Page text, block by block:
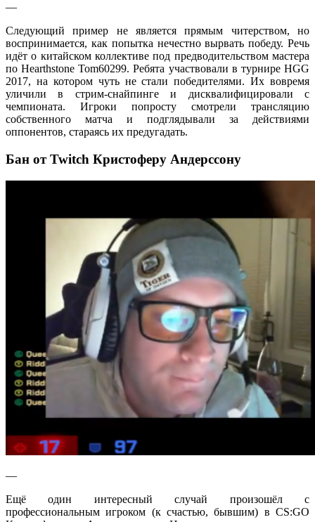
—
Следующий пример не является прямым читерством, но
воспринимается, как попытка нечестно вырвать победу. Речь
идёт о китайском коллективе под предводительством мастера
по Hearthstone Tom60299. Ребята участвовали в турнире HGG
2017, на котором чуть не стали победителями. Их вовремя
уличили в стрим-снайпинге и дисквалифицировали с
чемпионата. Игроки попросту смотрели трансляцию
собственного матча и подглядывали за действиями
оппонентов, стараясь их предугадать.
Бан от Twitch Кристоферу Андерссону
—
Ещё один интересный случай произошёл с
профессиональным игроком (к счастью, бывшим) в CS:GO